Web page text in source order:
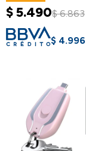
$5.490$ 6.863
$ 4.996